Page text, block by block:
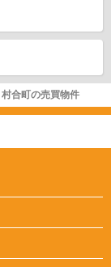
村合町の売買物件